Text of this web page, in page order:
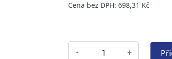
Cena bez DPH: 698,31 Kč
- +